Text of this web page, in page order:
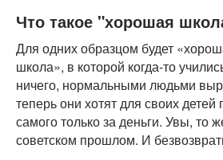
Что такое "хорошая
Для одних образцом будет
школа», в которой когда-то
ничего, нормальными людьми
теперь они хотят для своих
самого только за деньги. Увы, то
советском прошлом. И